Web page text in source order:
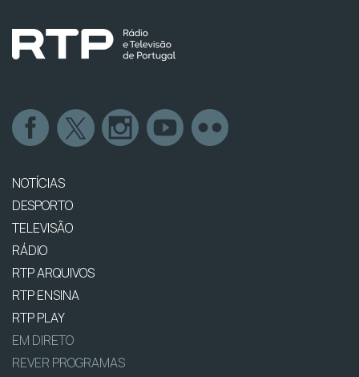
NOTÍCIAS
DESPORTO
TELEVISÃO
RÁDIO
RTP ARQUIVOS
RTP ENSINA
RTP PLAY
EM DIRETO
REVER PROGRAMAS